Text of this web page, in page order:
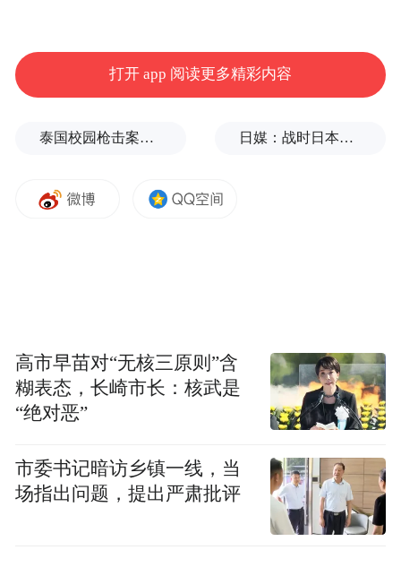
我市台资高地建设有基础、有潜力、有优
势，论坛成效要再提升，围绕“融入内外双循
力度拓展内销市场、更好融入“双循环”新发
力完成省委省政府交给淮安的重要任务，把
转化为签约项目，推动更多产业带动力强、
具有标志性的重特大项目签约，展示台资高
地建设的成果和成色；认真细致组织投资考
察活动，为后续拓展项目渠道积累更多人脉
资源；持续用力做好招引后续工作，深化开
展项目招引攻坚活动，更好为明年项目招引
打开 app 阅读更多精彩内容
泰国校园枪击案致9死，枪手父亲道歉 日媒：战时日本多所大学进行输血人体实验，向患者注射动物血
高市早苗对“无核三原则”含
糊表态，长崎市长：核武是
“绝对恶”
市委书记暗访乡镇一线，当
场指出问题，提出严肃批评